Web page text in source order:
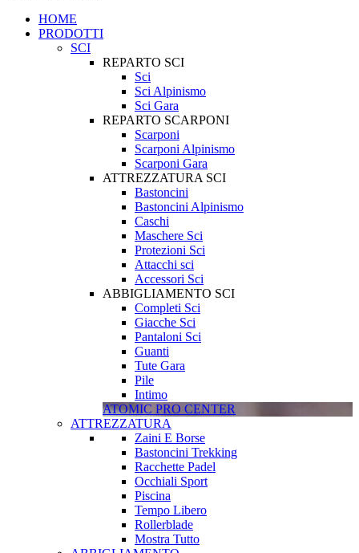
HOME
PRODOTTI
SCI
REPARTO SCI
Sci
Sci Alpinismo
Sci Gara
REPARTO SCARPONI
Scarponi
Scarponi Alpinismo
Scarponi Gara
ATTREZZATURA SCI
Bastoncini
Bastoncini Alpinismo
Caschi
Maschere Sci
Protezioni Sci
Attacchi sci
Accessori Sci
ABBIGLIAMENTO SCI
Completi Sci
Giacche Sci
Pantaloni Sci
Guanti
Tute Gara
Pile
Intimo
ATOMIC PRO CENTER
ATTREZZATURA
Zaini E Borse
Bastoncini Trekking
Racchette Padel
Occhiali Sport
Piscina
Tempo Libero
Rollerblade
Mostra Tutto